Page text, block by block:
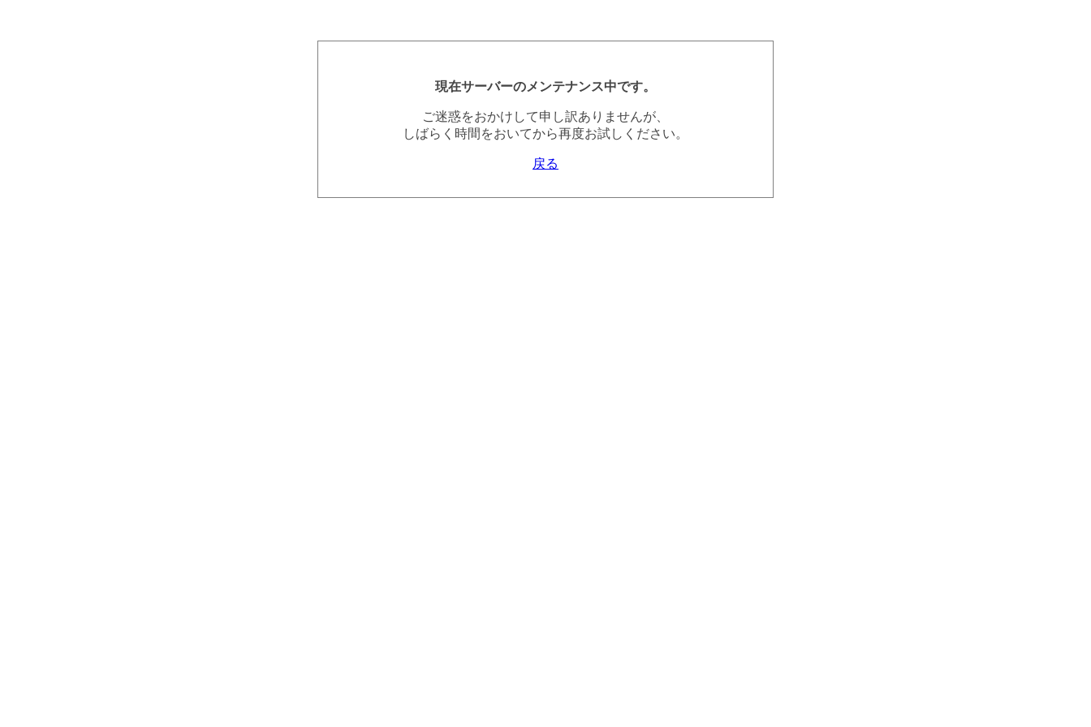
現在サーバーのメンテナンス中です。
ご迷惑をおかけして申し訳ありませんが、
しばらく時間をおいてから再度お試しください。
戻る